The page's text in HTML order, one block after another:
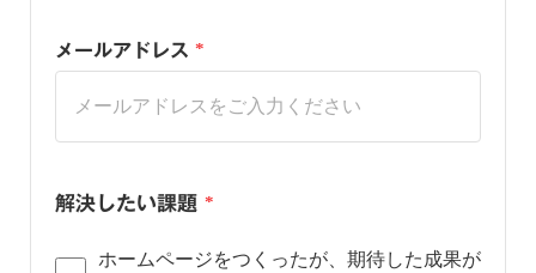
メールアドレス *
解決したい課題 *
ホームページをつくったが、期待した成果が